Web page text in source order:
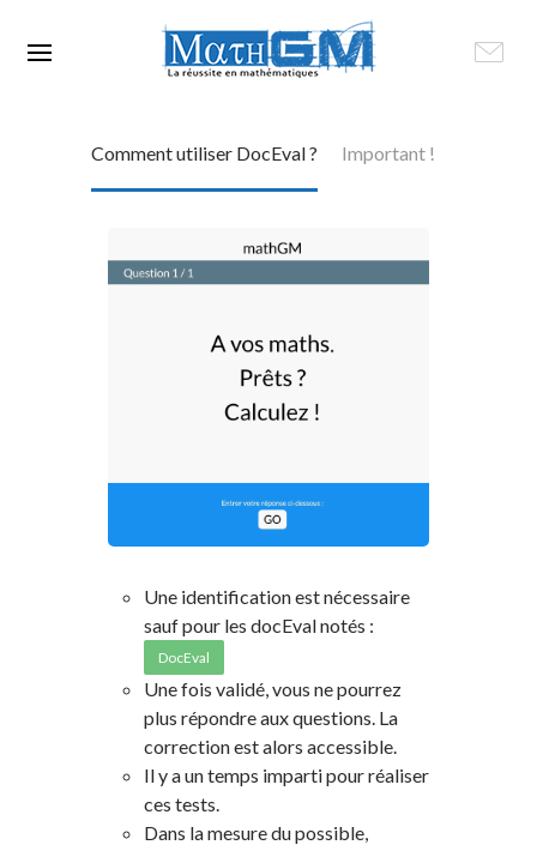
Comment utiliser DocEval ? Important !
Une identification est nécessaire
sauf pour les docEval notés :
DocEval
Une fois validé, vous ne pourrez
plus répondre aux questions. La
correction est alors accessible.
Il y a un temps imparti pour réaliser
ces tests.
Dans la mesure du possible,